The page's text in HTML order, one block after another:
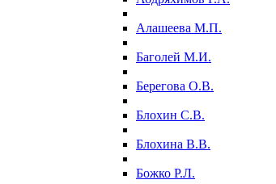
Алашеева М.П.
Баголей М.И.
Берегова О.В.
Блохин С.В.
Блохина В.В.
Божко Р.Л.